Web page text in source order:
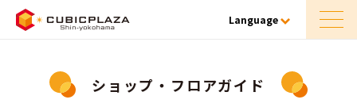
Language
ショップ・フロアガイド